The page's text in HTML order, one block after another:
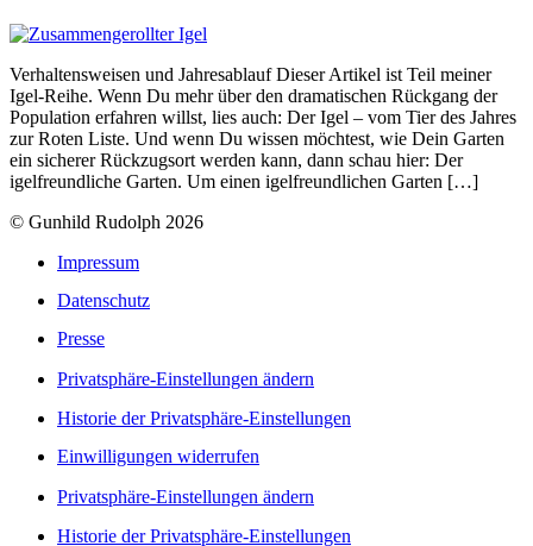
Verhaltensweisen und Jahresablauf Dieser Artikel ist Teil meiner
Igel-Reihe. Wenn Du mehr über den dramatischen Rückgang der
Population erfahren willst, lies auch: Der Igel – vom Tier des Jahres
zur Roten Liste. Und wenn Du wissen möchtest, wie Dein Garten
ein sicherer Rückzugsort werden kann, dann schau hier: Der
igelfreundliche Garten. Um einen igelfreundlichen Garten […]
© Gunhild Rudolph 2026
Impressum
Datenschutz
Presse
Privatsphäre-Einstellungen ändern
Historie der Privatsphäre-Einstellungen
Einwilligungen widerrufen
Privatsphäre-Einstellungen ändern
Historie der Privatsphäre-Einstellungen